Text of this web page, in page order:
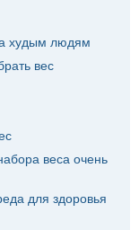
худым людям
вес
веса очень
для здоровья